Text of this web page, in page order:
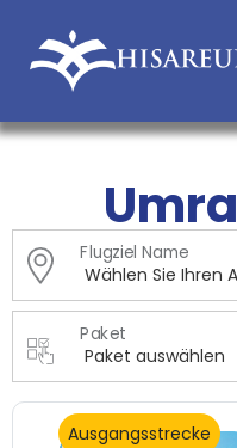
Flugziel Name
Paket
Ausgangsstrecke